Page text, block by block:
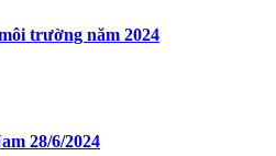
trường năm 2024
28/6/2024